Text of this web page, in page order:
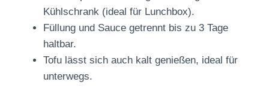
Kühlschrank (ideal für Lunchbox).
Füllung und Sauce getrennt bis zu 3 Tage
haltbar.
Tofu lässt sich auch kalt genießen, ideal für
unterwegs.